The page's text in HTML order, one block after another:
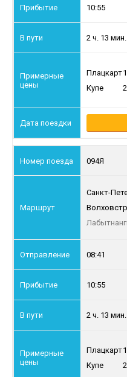
10:55
2 ч. 13 мин.
Плацкарт
Купе
094Я
Санкт-
08:41
10:55
2 ч. 13 мин.
Плацкарт
Купе